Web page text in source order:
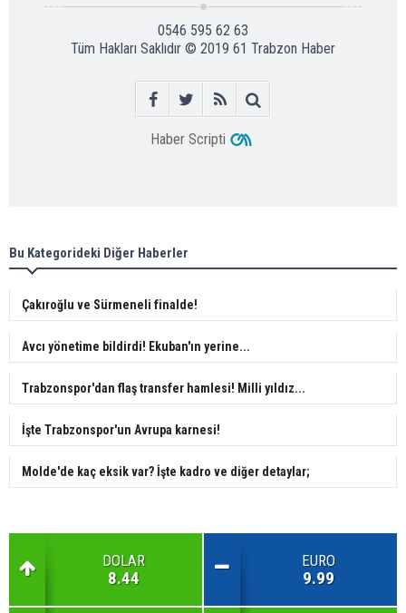
0546 595 62 63
Tüm Hakları Saklıdır © 2019 61 Trabzon Haber
Haber Scripti
Bu Kategorideki Diğer Haberler
Çakıroğlu ve Sürmeneli finalde!
Avcı yönetime bildirdi! Ekuban'ın yerine...
Trabzonspor'dan flaş transfer hamlesi! Milli yıldız...
İşte Trabzonspor'un Avrupa karnesi!
Molde'de kaç eksik var? İşte kadro ve diğer detaylar;
DOLAR
8.44
EURO
9.99